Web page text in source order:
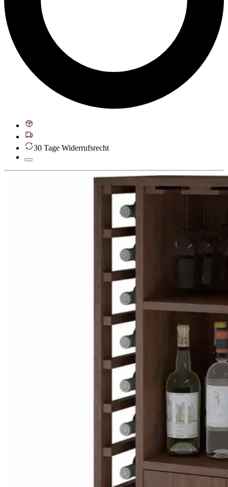
30 Tage Widerrufsrecht